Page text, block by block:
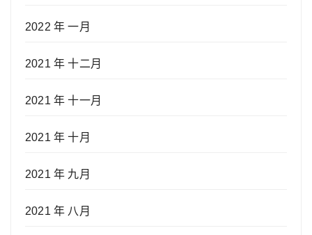
2022 年 一月
2021 年 十二月
2021 年 十一月
2021 年 十月
2021 年 九月
2021 年 八月